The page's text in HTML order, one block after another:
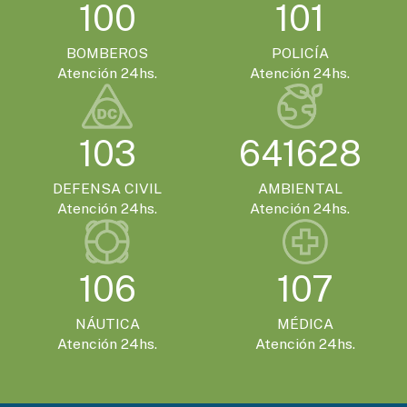
Gualeguaychú confirmó que será la sede
EVENTOS TURISTICOS
SÁBADO 21 DE NOVIEMBRE - 20:00HS.
El Encuentro Batuque celebra su 4ª edición
en Gualeguaychú
100
BOMBEROS
Atención 24hs.
101
POLICÍA
Atención 24hs.
103
DEFENSA CIVIL
Atención 24hs.
641628
AMBIENTAL
Atención 24hs.
106
NÁUTICA
Atención 24hs.
107
MÉDICA
Atención 24hs.